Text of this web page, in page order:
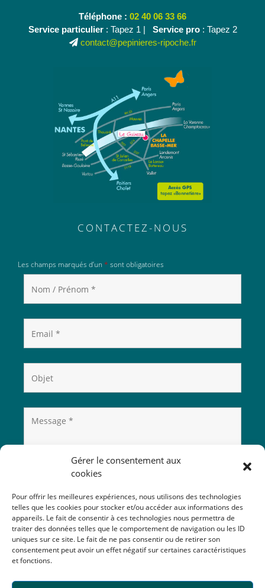
Gérer le consentement aux
cookies
Pour offrir les meilleures expériences, nous utilisons des technologies
telles que les cookies pour stocker et/ou accéder aux informations des
appareils. Le fait de consentir à ces technologies nous permettra de
traiter des données telles que le comportement de navigation ou les ID
uniques sur ce site. Le fait de ne pas consentir ou de retirer son
consentement peut avoir un effet négatif sur certaines caractéristiques
et fonctions.
Téléphone : 02 40 06 33 66
Service particulier: Tapez 1 | Service pro: Tapez 2
contact@pepinieres-ripoche.fr
CONTACTEZ-NOUS
Les champs marqués d’un * sont obligatoires